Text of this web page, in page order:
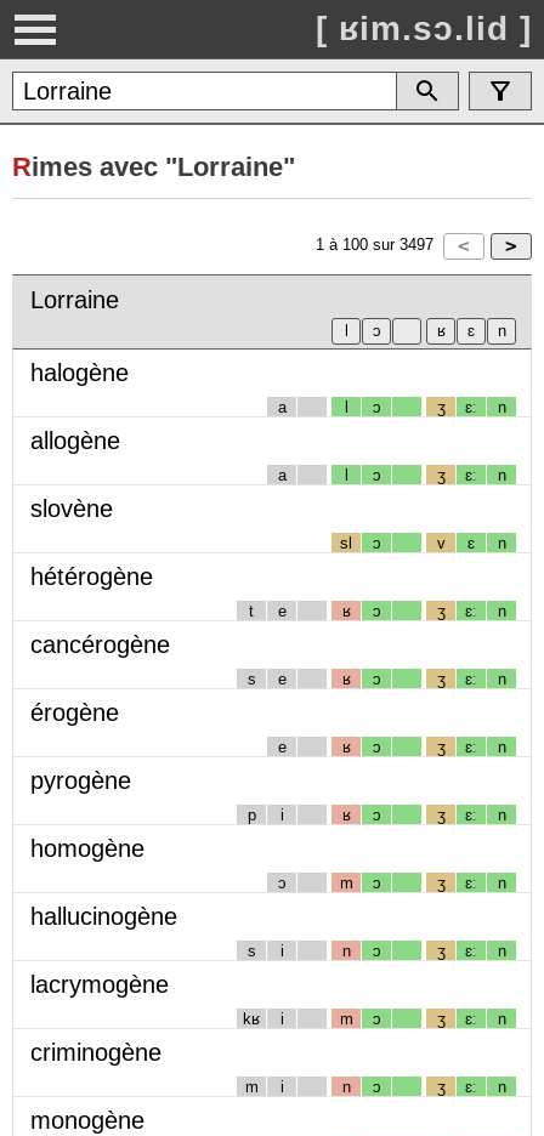
[ ʁim.sɔ.lid ]
Rimes avec "Lorraine"
1 à 100 sur 3497
Lorraine
halogène
a l ɔ ʒ ɛː n
allogène
a l ɔ ʒ ɛː n
slovène
sl ɔ v ɛ n
hétérogène
t e ʁ ɔ ʒ ɛː n
cancérogène
s e ʁ ɔ ʒ ɛː n
érogène
e ʁ ɔ ʒ ɛː n
pyrogène
p i ʁ ɔ ʒ ɛː n
homogène
ɔ m ɔ ʒ ɛː n
hallucinogène
s i n ɔ ʒ ɛː n
lacrymogène
kʁ i m ɔ ʒ ɛː n
criminogène
m i n ɔ ʒ ɛː n
monogène